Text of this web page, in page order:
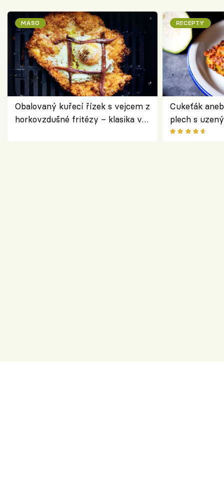
MASO
Obalovaný kuřecí řízek s vejcem z
horkovzdušné fritézy – klasika v
RECEPTY
Cukeťák
plech s
způsob, jak